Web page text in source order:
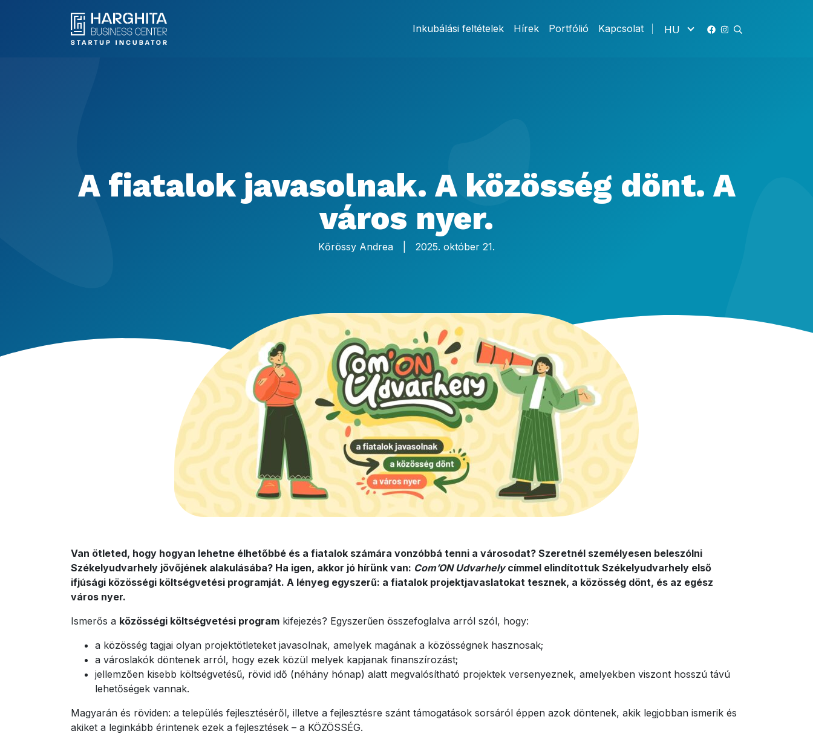
Inkubálási feltételek Hírek Portfólió Kapcsolat HU
A fiatalok javasolnak. A közösség dönt. A
város nyer.
Kőrössy Andrea 2025. október 21.
Van ötleted, hogy hogyan lehetne élhetőbbé és a fiatalok számára vonzóbbá tenni a városodat? Szeretnél személyesen beleszólni
Székelyudvarhely jövőjének alakulásába? Ha igen, akkor jó hírünk van: Com’ON Udvarhelycímmel elindítottuk Székelyudvarhely első
ifjúsági közösségi költségvetési programját. A lényeg egyszerű: a fiatalok projektjavaslatokat tesznek, a közösség dönt, és az egész
város nyer.
Ismerős a közösségi költségvetési program kifejezés? Egyszerűen összefoglalva arról szól, hogy:
a közösség tagjai olyan projektötleteket javasolnak, amelyek magának a közösségnek hasznosak;
a városlakók döntenek arról, hogy ezek közül melyek kapjanak finanszírozást;
jellemzően kisebb költségvetésű, rövid idő (néhány hónap) alatt megvalósítható projektek versenyeznek, amelyekben viszont hosszú távú
lehetőségek vannak.
Magyarán és röviden: a település fejlesztéséről, illetve a fejlesztésre szánt támogatások sorsáról éppen azok döntenek, akik legjobban ismerik és
akiket a leginkább érintenek ezek a fejlesztések – a KÖZÖSSÉG.